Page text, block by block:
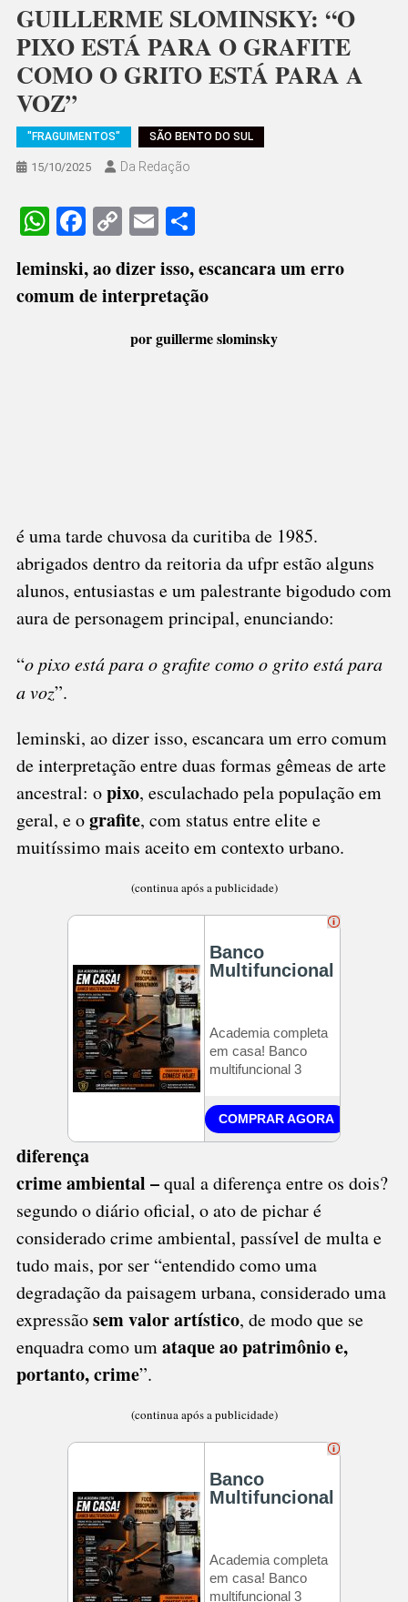
GUILLERME SLOMINSKY: “O
PIXO ESTÁ PARA O GRAFITE
COMO O GRITO ESTÁ PARA A
VOZ”
"FRAGUIMENTOS" SÃO BENTO DO SUL
15/10/2025 Da Redação
WhatsApp
Facebook
CopyEmailShare
leminski, ao dizer isso, escancara um erro
comum de interpretação
por guillerme slominsky
é uma tarde chuvosa da curitiba de 1985.
abrigados dentro da reitoria da ufpr estão alguns
alunos, entusiastas e um palestrante bigodudo com
aura de personagem principal, enunciando:
“o pixo está para o grafite como o grito está para
a voz”.
leminski, ao dizer isso, escancara um erro comum
de interpretação entre duas formas gêmeas de arte
ancestral: opixo, esculachado pela população em
geral, e ografite, com status entre elite e
muitíssimo mais aceito em contexto urbano.
(continua após a publicidade)
diferença
crime ambiental –qual a diferença entre os dois?
segundo o diário oficial, o ato de pichar é
considerado crime ambiental, passível de multa e
tudo mais, por ser “entendido como uma
degradação da paisagem urbana, considerado uma
expressãosem valor artístico, de modo que se
enquadra como umataque ao patrimônio e,
portanto, crime”.
(continua após a publicidade)